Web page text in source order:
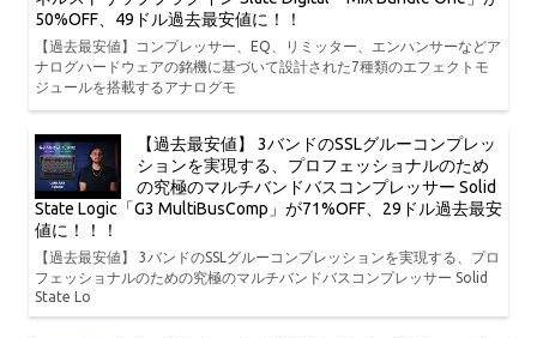
50%OFF、49ドル過去最安値に！！
【過去最安値】コンプレッサー、EQ、リミッター、エンハンサーなどア
ナログハードウェアの銘機に基づいて設計された7種類のエフェクトモ
ジュールを搭載するアナログモ
【過去最安値】 3バンドのSSLグルーコンプレッ
ションを実現する、プロフェッショナルのため
の究極のマルチバンドバスコンプレッサー Solid
State Logic「G3 MultiBusComp」が71%OFF、29ドル過去最安
値に！！！
【過去最安値】 3バンドのSSLグルーコンプレッションを実現する、プロ
フェッショナルのための究極のマルチバンドバスコンプレッサー Solid
State Lo